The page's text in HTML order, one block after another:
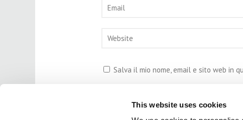
This website uses cookies
Salva il mio nome, email e sito web in